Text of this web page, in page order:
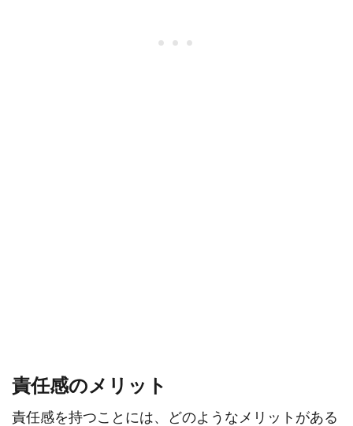
責任感のメリット
責任感を持つことには、どのようなメリットがある